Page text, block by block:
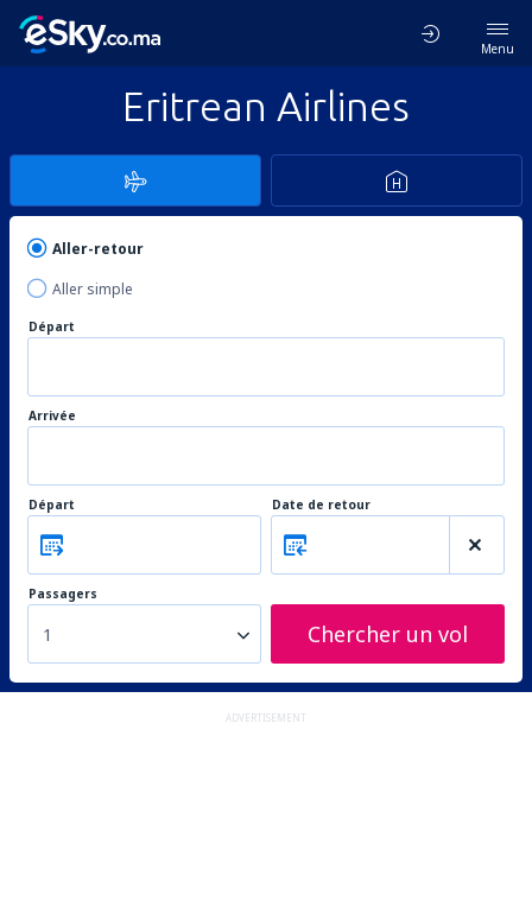
Menu
Eritrean Airlines
Aller-retour
Aller simple
Départ
Arrivée
Départ Date de retour
Passagers
1 Chercher un vol
ADVERTISEMENT